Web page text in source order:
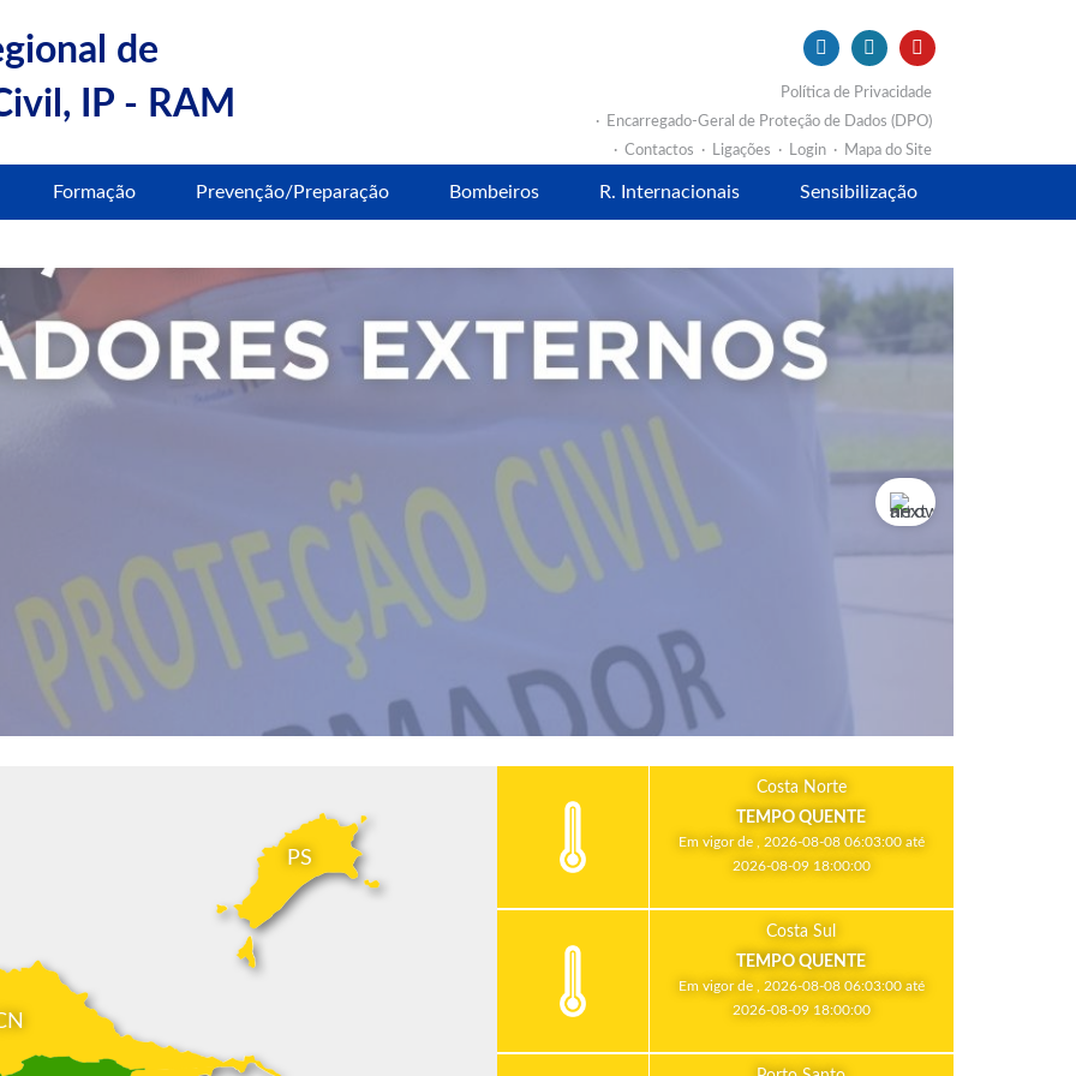
de
IP - RAM
Política de Privacidade
Encarregado-Geral de Proteção de Dados (DPO)
Contactos
Ligações Login Mapa do Site
Formação Prevenção/Preparação Bombeiros R. Internacionais Sensibilização
PS
Costa Norte
TEMPO QUENTE
Em vigor de , 2026-08-08 06:03:00 até
2026-08-09 18:00:00
Costa Sul
TEMPO QUENTE
Em vigor de , 2026-08-08 06:03:00 até
2026-08-09 18:00:00